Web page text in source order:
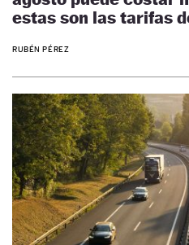
estas son las tarifas
RUBÉN PÉREZ